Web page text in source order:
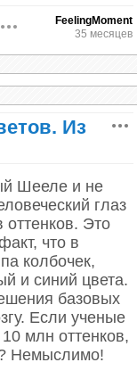
сочетается
проблем,
хоть и
Доминики не
местными
в реке
FeelingMoment
35 месяцев
Из
Шееле и не
глаз
Это
что в
колбочек,
и синий цвета.
базовых
Если ученые
млн оттенков,
Немыслимо!